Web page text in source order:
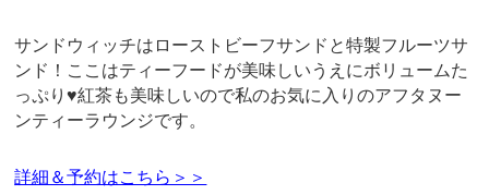
サンドウィッチはローストビーフサンドと特製フルーツサ
ンド！ここはティーフードが美味しいうえにボリュームた
っぷり♥紅茶も美味しいので私のお気に入りのアフタヌー
ンティーラウンジです。
詳細＆予約はこちら＞＞